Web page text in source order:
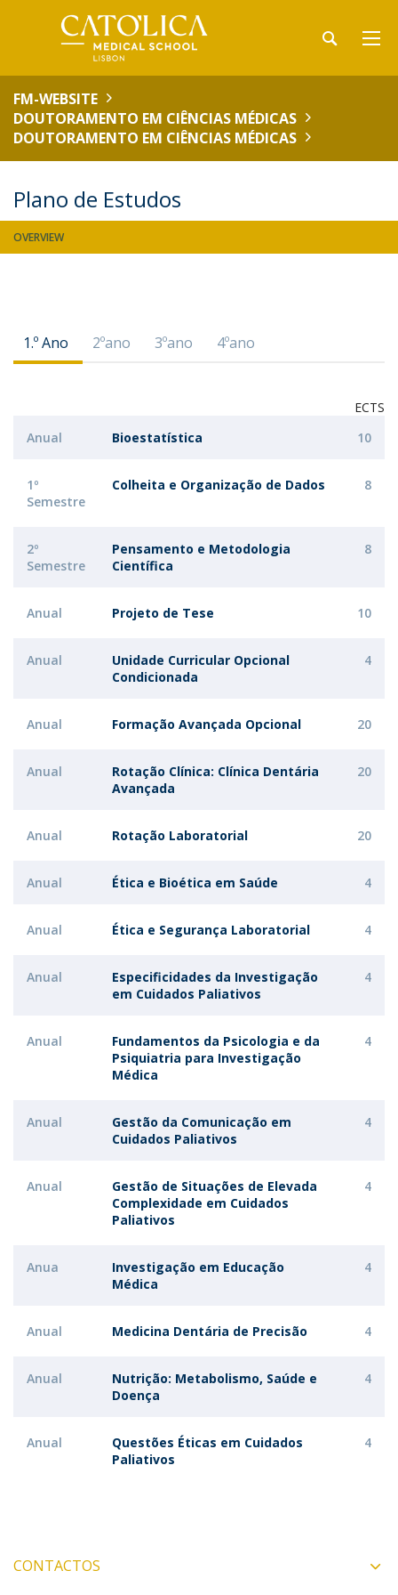
FM-WEBSITE
DOUTORAMENTO EM CIÊNCIAS MÉDICAS
DOUTORAMENTO EM CIÊNCIAS MÉDICAS
Plano de Estudos
OVERVIEW
1.º Ano 2ºano 3ºano 4ºano
ECTS
Anual
Bioestatística 10
1º
Semestre
Colheita e Organização de Dados 8
2º
Semestre
Pensamento e Metodologia
Científica
8
Anual Projeto de Tese 10
Anual
Unidade Curricular Opcional
Condicionada
4
Anual Formação Avançada Opcional 20
Anual
Rotação Clínica: Clínica Dentária
Avançada
20
Anual Rotação Laboratorial 20
Anual Ética e Bioética em Saúde 4
Anual Ética e Segurança Laboratorial 4
Anual
Especificidades da Investigação
em Cuidados Paliativos
4
Anual
Fundamentos da Psicologia e da
Psiquiatria para Investigação
Médica
4
Anual
Gestão da Comunicação em
Cuidados Paliativos
4
Anual
Gestão de Situações de Elevada
Complexidade em Cuidados
Paliativos
4
Anua
Investigação em Educação
Médica
4
Anual Medicina Dentária de Precisão 4
Anual
Nutrição: Metabolismo, Saúde e
Doença
4
Anual
Questões Éticas em Cuidados
Paliativos
4
CONTACTOS